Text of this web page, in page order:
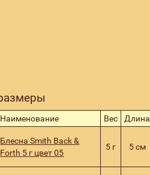
Наименование Вес Длина
Блесна Smith Back &
Forth 5 г цвет 05
5 г 5 см